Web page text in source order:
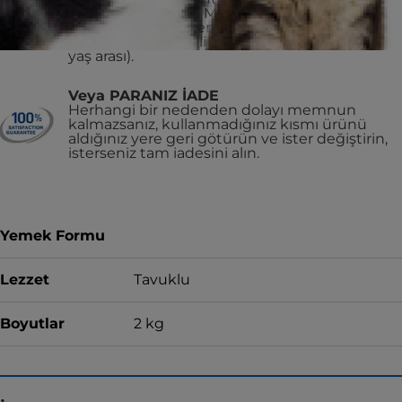
Köpek Büyük Cins Mama harici) bir Vet
Essentials Multi-Benefit Yavru Köpek
formülüne geçmelidir.
Yetişkin köpekler (1-6
yaş arası).
Veya PARANIZ İADE
Herhangi bir nedenden dolayı memnun
kalmazsanız, kullanmadığınız kısmı ürünü
aldığınız yere geri götürün ve ister değiştirin,
isterseniz tam iadesini alın.
Yemek Formu
Lezzet Tavuklu
Boyutlar 2 kg